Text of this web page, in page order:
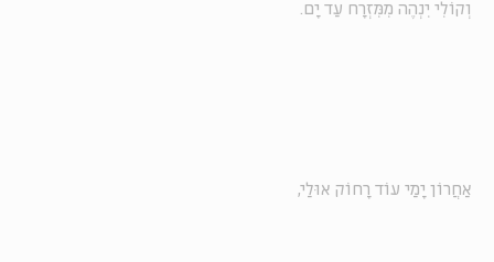
וְקוֹלִי יִנְהֶה מִמִּזְרָח עַד יָם.
אַחֲרוֹן יָמַי עוֹד רָחוֹק אוּלַי,